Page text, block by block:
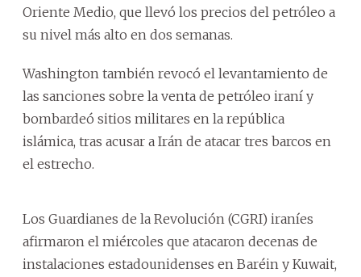
Oriente Medio, que llevó los precios del petróleo a
su nivel más alto en dos semanas.
Washington también revocó el levantamiento de
las sanciones sobre la venta de petróleo iraní y
bombardeó sitios militares en la república
islámica, tras acusar a Irán de atacar tres barcos en
el estrecho.
Los Guardianes de la Revolución (CGRI) iraníes
afirmaron el miércoles que atacaron decenas de
instalaciones estadounidenses en Baréin y Kuwait,